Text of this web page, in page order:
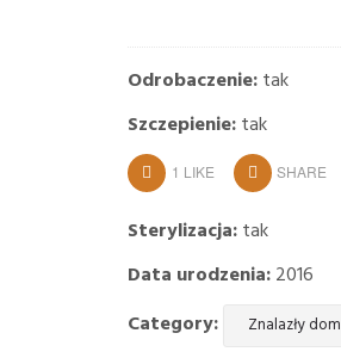
Odrobaczenie:tak
Szczepienie:tak
1 LIKE SHARE
Sterylizacja:tak
Data urodzenia:2016
Category:
Znalazły dom